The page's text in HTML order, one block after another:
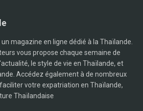
magazine en ligne dédié à la Thaïlande.
vous propose chaque semaine de
le style de vie en Thaïlande, et
Accédez également à de nombreux
votre expatriation en Thaïlande,
Thaïlandaise